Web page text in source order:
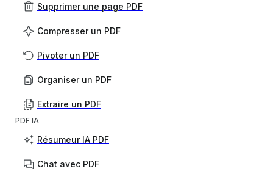
Supprimer une page PDF
Compresser un PDF
Pivoter un PDF
Organiser un PDF
Extraire un PDF
PDF IA
Résumeur IA PDF
Chat avec PDF